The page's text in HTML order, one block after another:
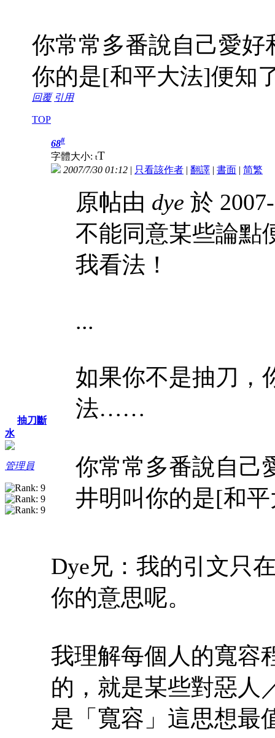
你常常多番說自己愛
你的是[和平大法]便知
回覆 引用
TOP
抽刀斷
水
管理員
68#
字體大小: tT
2007/7/30 01:12 | 只看該作者 | 翻譯 | 書面 | 简繁
原帖由 dye 於
不能同意某些論點
我看法！
...
如果你不是抽刀，
法……
你常常多番說自己
井明叫你的是[和
Dye兄：我的引文只
你的意思呢。
我理解每個人的寬容
的，就是某些對惡人
是「寬容」這思想最